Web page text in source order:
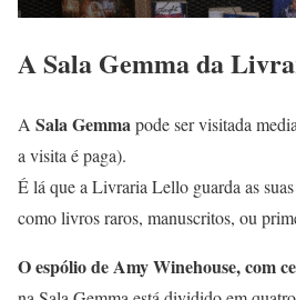
A Sala Gemma da
A Sala Gemmapode ser visitada
a visita é paga).
É lá que a Livraria Lello guarda as
como livros raros, manuscritos, ou
O espólio de Amy Winehouse, com